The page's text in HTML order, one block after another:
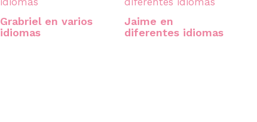
Grabriel en varios
idiomas
Jaime en
diferentes idiomas